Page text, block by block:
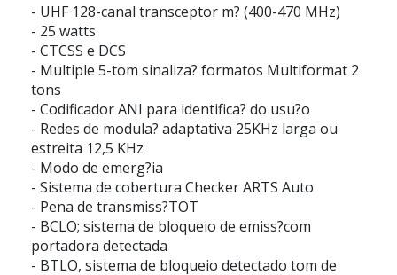
- UHF 128-canal transceptor m? (400-470 MHz)
- 25 watts
- CTCSS e DCS
- Multiple 5-tom sinaliza? formatos Multiformat 2
tons
- Codificador ANI para identifica? do usu?o
- Redes de modula? adaptativa 25KHz larga ou
estreita 12,5 KHz
- Modo de emerg?ia
- Sistema de cobertura Checker ARTS Auto
- Pena de transmiss?TOT
- BCLO; sistema de bloqueio de emiss?com
portadora detectada
- BTLO, sistema de bloqueio detectado tom de